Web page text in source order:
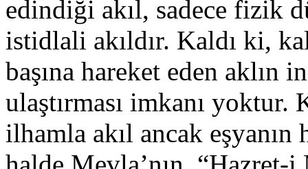
edindiği akıl, sadece fizik
istidlali akıldır. Kaldı ki,
başına hareket eden aklın
ulaştırması imkanı
ilhamla akıl ancak